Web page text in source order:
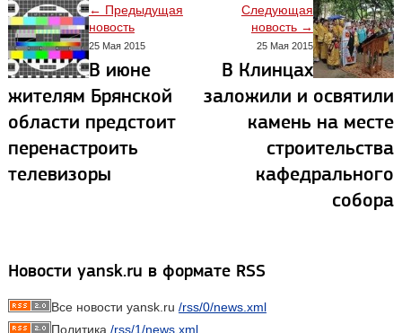
← Предыдущая
новость
25 Мая 2015
В июне
жителям Брянской
области предстоит
перенастроить
телевизоры
Следующая
новость →
25 Мая 2015
В Клинцах
заложили и освятили
камень на месте
строительства
кафедрального
собора
Новости yansk.ru в формате RSS
Все новости yansk.ru /rss/0/news.xml
Политика /rss/1/news.xml